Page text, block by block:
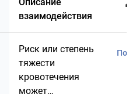
взаимодействия
Риск или степень
тяжести
кровотечения
может